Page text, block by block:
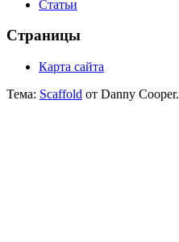
Статьи
Страницы
Карта сайта
Тема: Scaffold от Danny Cooper.